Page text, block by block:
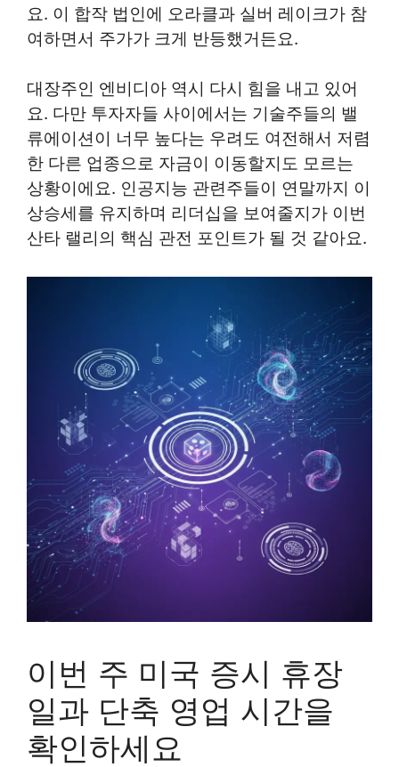
요. 이 합작 법인에 오라클과 실버 레이크가 참
여하면서 주가가 크게 반등했거든요.
대장주인 엔비디아 역시 다시 힘을 내고 있어
요. 다만 투자자들 사이에서는 기술주들의 밸
류에이션이 너무 높다는 우려도 여전해서 저렴
한 다른 업종으로 자금이 이동할지도 모르는
상황이에요. 인공지능 관련주들이 연말까지 이
상승세를 유지하며 리더십을 보여줄지가 이번
산타 랠리의 핵심 관전 포인트가 될 것 같아요.
이번 주 미국 증시 휴장
일과 단축 영업 시간을
확인하세요